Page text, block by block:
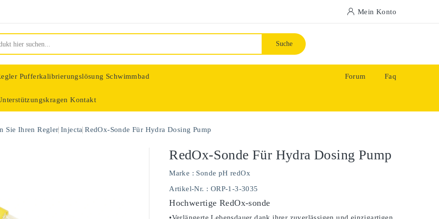
Mein Konto
Suche
Pufferkalibrierungslösung Schwimmbad
Kontakt
Forum Faq
Sie Ihren Regler Injecta RedOx-Sonde Für Hydra Dosing Pump
RedOx-Sonde Für Hydra Dosing Pump
Marke : Sonde pH redOx
Artikel-Nr. : ORP-1-3-3035
Hochwertige RedOx-sonde